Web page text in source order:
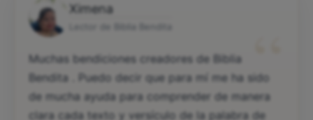
Ximena
“
Muchas bendiciones creadores de Biblia
Bendita . Puedo decir que para mí me ha sido
de mucha ayuda para comprender de manera
clara cada texto y versículo de la palabra de